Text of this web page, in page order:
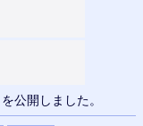
を公開しました。